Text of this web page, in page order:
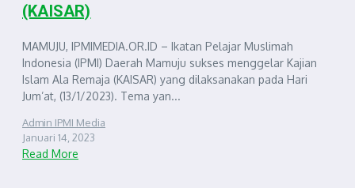
(KAISAR)
MAMUJU, IPMIMEDIA.OR.ID – Ikatan Pelajar Muslimah
Indonesia (IPMI) Daerah Mamuju sukses menggelar Kajian
Islam Ala Remaja (KAISAR) yang dilaksanakan pada Hari
Jum’at, (13/1/2023). Tema yan...
Admin IPMI Media
Januari 14, 2023
Read More